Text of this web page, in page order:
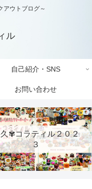
アウトブログ～
ル
自己紹介・SNS
お問い合わせ
✾コラティル２０２
３